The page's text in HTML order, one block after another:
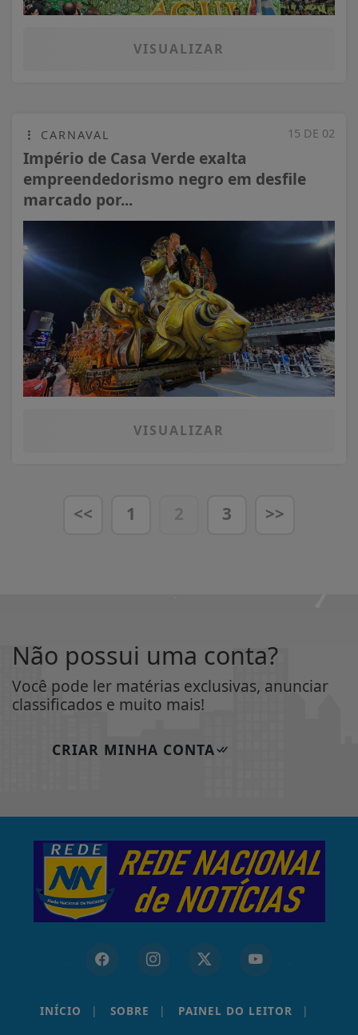
VISUALIZAR
15 DE 02
CARNAVAL
Império de Casa Verde exalta
empreendedorismo negro em desfile
marcado por...
VISUALIZAR
<< 1 2 3 >>
Não possui uma conta?
Você pode ler matérias exclusivas, anunciar
classificados e muito mais!
CRIAR MINHA CONTA
INÍCIO | SOBRE | PAINEL DO LEITOR |